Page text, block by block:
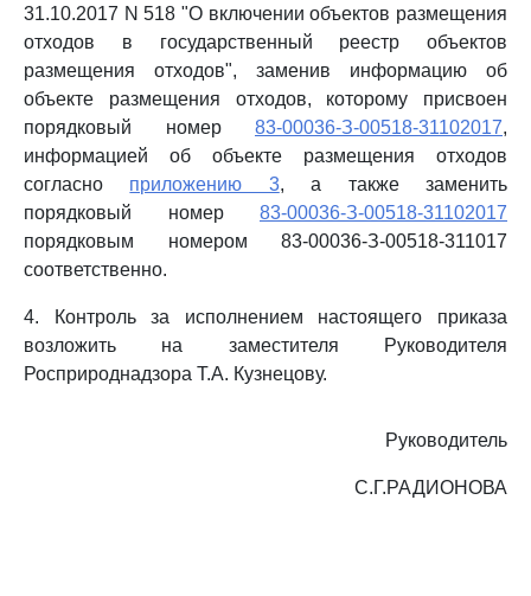
31.10.2017 N 518 "О включении объектов размещения
отходов в государственный реестр объектов
размещения отходов", заменив информацию об
объекте размещения отходов, которому присвоен
порядковый номер 83-00036-З-00518-31102017,
информацией об объекте размещения отходов
согласно приложению 3, а также заменить
порядковый номер 83-00036-З-00518-31102017
порядковым номером 83-00036-З-00518-311017
соответственно.
4. Контроль за исполнением настоящего приказа
возложить на заместителя Руководителя
Росприроднадзора Т.А. Кузнецову.
Руководитель
С.Г.РАДИОНОВА